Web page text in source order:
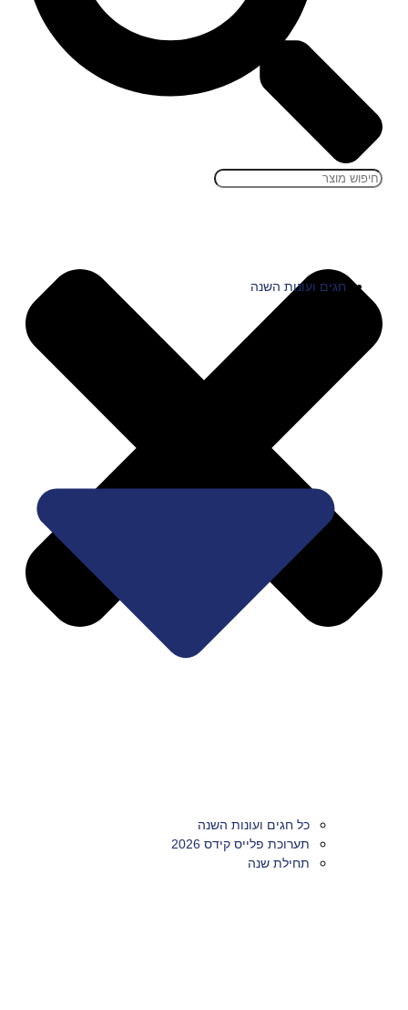
חגים ועונות השנה
כל חגים ועונות השנה
תערוכת פלייס קידס 2026
תחילת שנה